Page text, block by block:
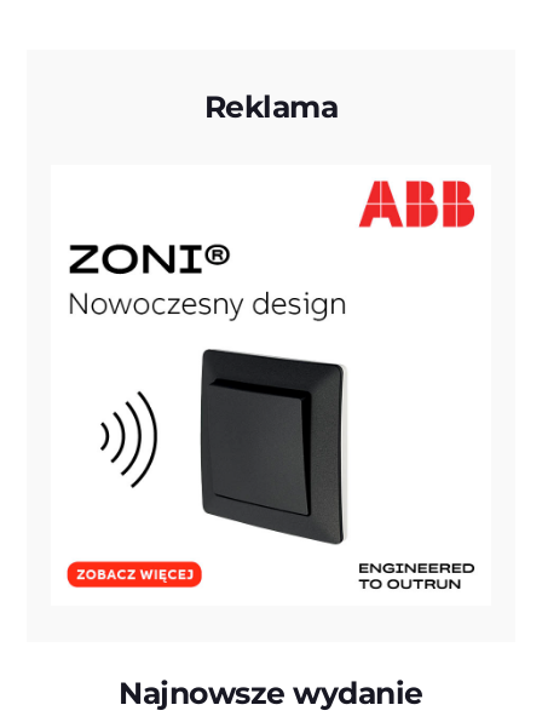
Reklama
Najnowsze wydanie